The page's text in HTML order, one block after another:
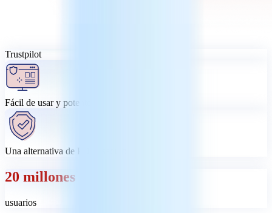
Trustpilot
Fácil de usar y potente
Una alternativa de PDF asequible
20 millones
usuarios